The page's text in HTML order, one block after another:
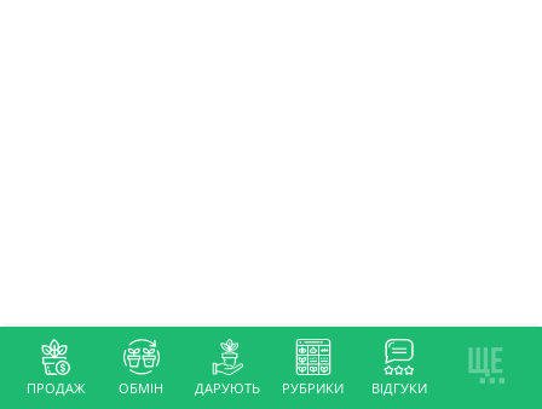
ПРОДАЖ ОБМІН ДАРУЮТЬ РУБРИКИ ВІДГУКИ